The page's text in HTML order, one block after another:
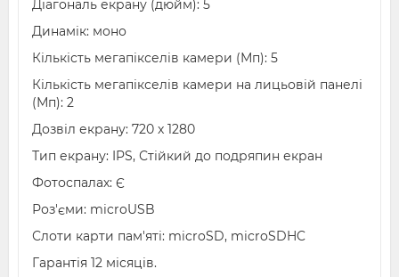
Діагональ екрану (дюйм): 5
Динамік: моно
Кількість мегапікселів камери (Мп): 5
Кількість мегапікселів камери на лицьовій панелі
(Мп): 2
Дозвіл екрану: 720 x 1280
Тип екрану: IPS, Стійкий до подряпин екран
Фотоспалах: Є
Роз'єми: microUSB
Слоти карти пам'яті: microSD, microSDHC
Гарантія 12 місяців.